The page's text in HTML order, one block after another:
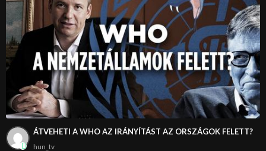
ÁTVEHETI A WHO AZ IRÁNYÍTÁST AZ ORSZÁGOK FELETT?
hun_tv